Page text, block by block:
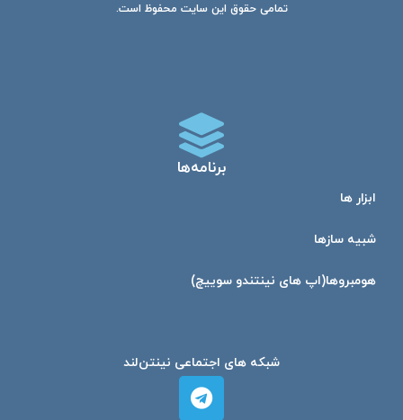
تمامی حقوق این سایت محفوظ است.
برنامه‌ها
ابزار ها
شبیه ساز‌ها
هومبرو‌ها(اپ های نینتندو سوییچ)
شبکه های اجتماعی نینتن‌لند